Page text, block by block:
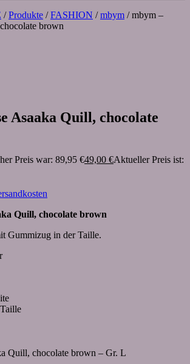
/Produkte /FASHION /mbym / mbym –
brown
Asaaka Quill, chocolate
Preis war: 89,95 €49,00 €Aktueller Preis ist:
Quill, chocolate brown
Gummizug in der Taille.
Quill, chocolate brown – Gr. L